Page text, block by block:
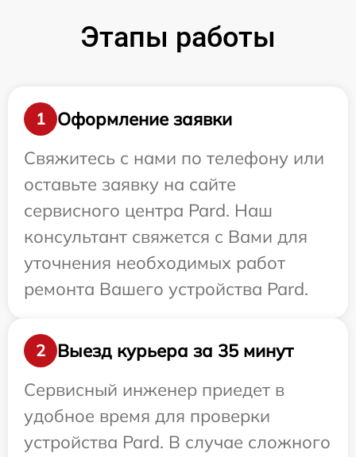
Этапы работы
1
Оформление заявки
Свяжитесь с нами по телефону или
оставьте заявку на сайте
сервисного центра Pard. Наш
консультант свяжется с Вами для
уточнения необходимых работ
ремонта Вашего устройства Pard.
2
Выезд курьера за 35 минут
Сервисный инженер приедет в
удобное время для проверки
устройства Pard. В случае сложного